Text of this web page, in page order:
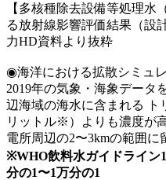
【多核種除去設備等処理水
る放射線影響評価結果（設
力HD資料より抜粋
◉海洋における拡散シミュ
2019年の気象・海象データ
辺海域の海水に含まれる ト
リットル※）よりも濃度が
電所周辺の2〜3kmの範囲に
※WHO飲料水ガイドライン
分の1〜1万分の1